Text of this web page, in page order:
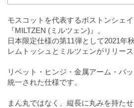
モスコットを代表するボストンシェ
『MILTZEN (ミルツェン)』。
日本限定仕様の第11弾として2021年
レムトッシュとミルツェンがリリース
リベット・ヒンジ・金属アーム・パ
統一された仕様です。
まん丸ではなく、縦長に丸みを持た